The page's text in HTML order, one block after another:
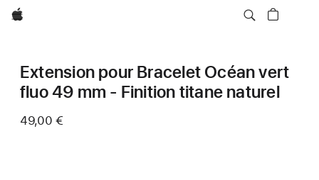
Apple
Extension pour Bracelet Océan vert
fluo 49 mm - Finition titane naturel
49,00 €